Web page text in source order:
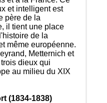
et intelligent est
père de la
il tient une place
de la
même européenne.
Metternich et
dieux qui
au milieu du XIX
(1834-1838)